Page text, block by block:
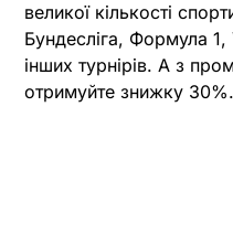
великої кількості
Бундесліга, Формула
інших турнірів. А з
отримуйте знижку 30%.